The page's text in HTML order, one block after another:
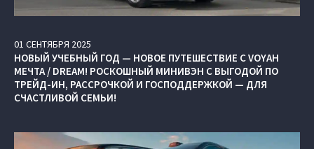
01 СЕНТЯБРЯ 2025
НОВЫЙ УЧЕБНЫЙ ГОД — НОВОЕ ПУТЕШЕСТВИЕ С VOYAH
МЕЧТА / DREAM! РОСКОШНЫЙ МИНИВЭН С ВЫГОДОЙ ПО
ТРЕЙД-ИН, РАССРОЧКОЙ И ГОСПОДДЕРЖКОЙ — ДЛЯ
СЧАСТЛИВОЙ СЕМЬИ!